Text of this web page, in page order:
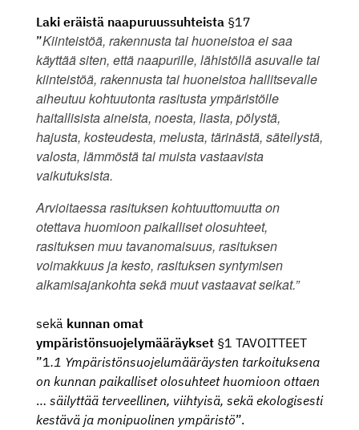
Laki eräistä naapuruussuhteista§17
”Kiinteistöä, rakennusta tai huoneistoa ei saa
käyttää siten, että naapurille, lähistöllä asuvalle tai
kiinteistöä, rakennusta tai huoneistoa hallitsevalle
aiheutuu kohtuutonta rasitusta ympäristölle
haitallisista aineista, noesta, liasta, pölystä,
hajusta, kosteudesta, melusta, tärinästä, säteilystä,
valosta, lämmöstä tai muista vastaavista
vaikutuksista.
Arvioitaessa rasituksen kohtuuttomuutta on
otettava huomioon paikalliset olosuhteet,
rasituksen muu tavanomaisuus, rasituksen
voimakkuus ja kesto, rasituksen syntymisen
alkamisajankohta sekä muut vastaavat seikat.”
sekä kunnan omat
ympäristönsuojelymääräykset§1 TAVOITTEET
”1.1 Ympäristönsuojelumääräysten tarkoituksena
on kunnan paikalliset olosuhteet huomioon ottaen
… säilyttää terveellinen, viihtyisä, sekä ekologisesti
kestävä ja monipuolinen ympäristö”.